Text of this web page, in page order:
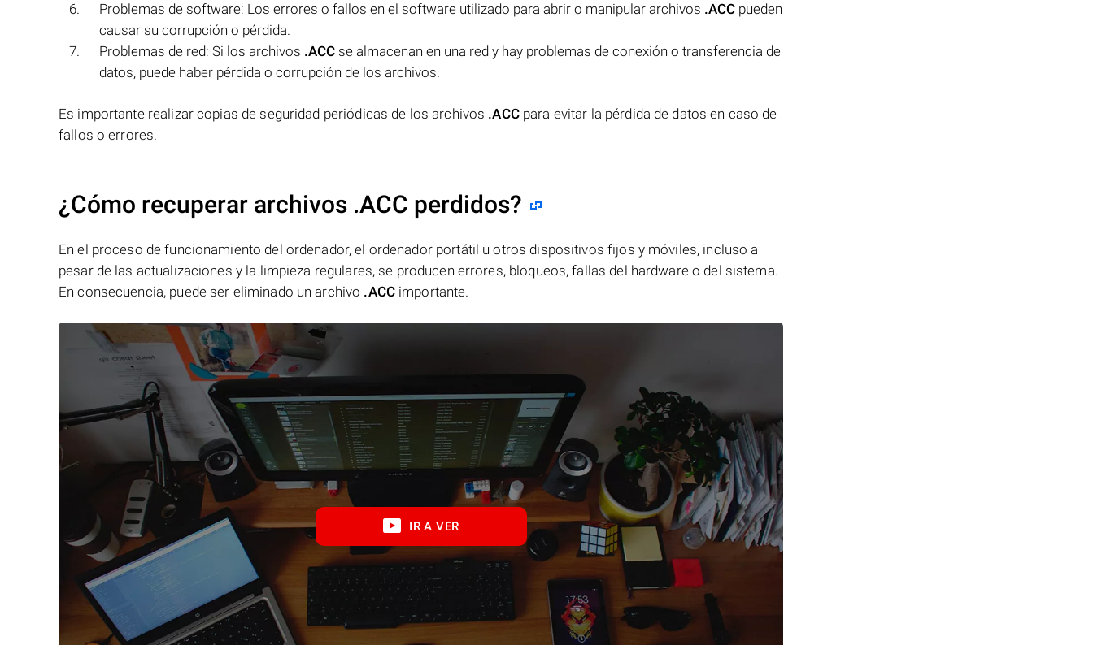
Problemas de software: Los errores o fallos en el software utilizado para abrir o manipular archivos .ACC pueden
causar su corrupción o pérdida.
Problemas de red: Si los archivos .ACC se almacenan en una red y hay problemas de conexión o transferencia de
datos, puede haber pérdida o corrupción de los archivos.
Es importante realizar copias de seguridad periódicas de los archivos .ACCpara evitar la pérdida de datos en caso de
fallos o errores.
¿Cómo recuperar archivos .ACC perdidos?
En el proceso de funcionamiento del ordenador, el ordenador portátil u otros dispositivos fijos y móviles, incluso a
pesar de las actualizaciones y la limpieza regulares, se producen errores, bloqueos, fallas del hardware o del sistema.
En consecuencia, puede ser eliminado un archivo .ACCimportante.
IR A VER